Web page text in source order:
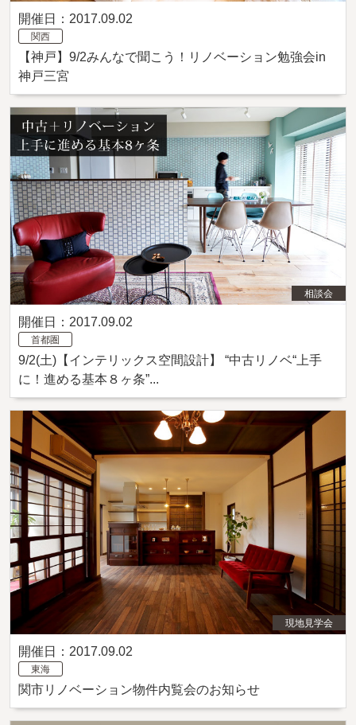
開催日：2017.09.02
関西
【神戸】9/2みんなで聞こう！リノベーション勉強会in
神戸三宮
相談会
開催日：2017.09.02
首都圏
9/2(土)【インテリックス空間設計】 “中古リノベ“上手
に！進める基本８ヶ条”...
現地見学会
開催日：2017.09.02
東海
関市リノベーション物件内覧会のお知らせ